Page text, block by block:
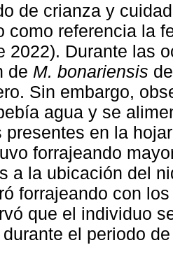
de crianza y
como referencia la
2022). Durante las
de M. bonariensis
Sin embargo,
agua y se
presentes en la
forrajeando
a la ubicación del
forrajeando con
que el individuo
el periodo